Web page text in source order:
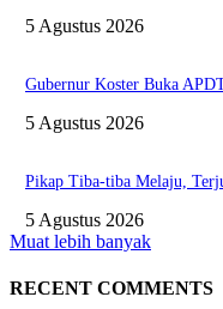
5 Agustus 2026
Gubernur Koster Buka
5 Agustus 2026
Pikap Tiba-tiba Melaju,
5 Agustus 2026
Muat lebih banyak
RECENT COMMENTS